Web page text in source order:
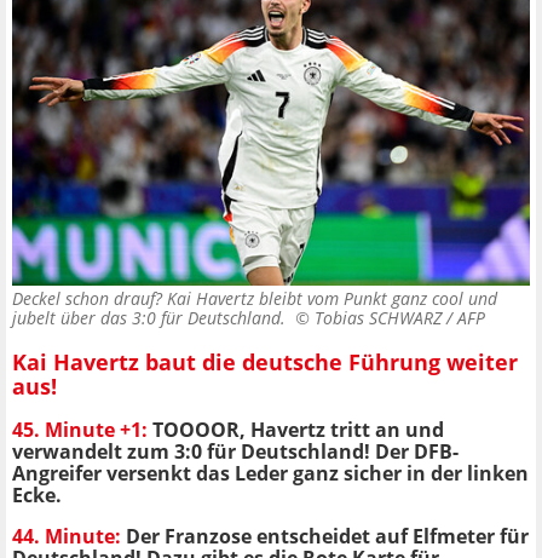
Deckel schon drauf? Kai Havertz bleibt vom Punkt ganz cool und
jubelt über das 3:0 für Deutschland. © Tobias SCHWARZ / AFP
Kai Havertz baut die deutsche Führung weiter
aus!
45. Minute +1: TOOOOR, Havertz tritt an und
verwandelt zum 3:0 für Deutschland! Der DFB-
Angreifer versenkt das Leder ganz sicher in der linken
Ecke.
44. Minute: Der Franzose entscheidet auf Elfmeter für